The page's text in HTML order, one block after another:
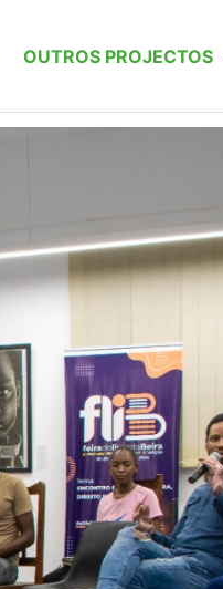
OUTROS PROJECTOS